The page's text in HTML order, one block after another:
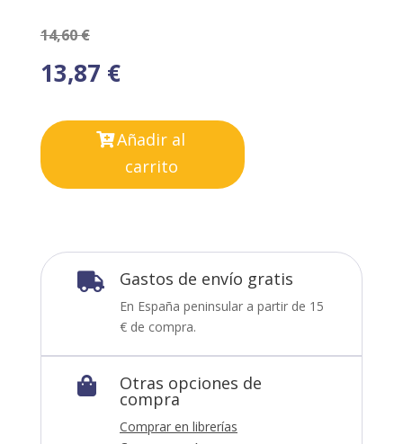
14,60€
13,87 €
Añadir al
carrito
 Gastos de envío gratis
En España peninsular a partir de 15
€ de compra.
 Otras opciones de
compra
Comprar en librerías